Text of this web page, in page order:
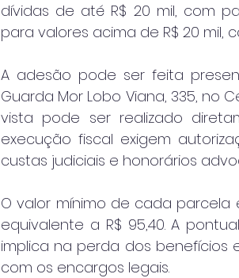
dívidas de até R$ 20 mil, com
para valores acima de R$ 20 mil,
A adesão pode ser feita
Guarda Mor Lobo Viana, 335, no
vista pode ser realizado
execução fiscal exigem
custas judiciais e honorários
O valor mínimo de cada parcela
equivalente a R$ 95,40. A
implica na perda dos benefícios
com os encargos legais.